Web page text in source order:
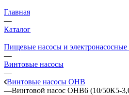
Главная
—
Каталог
—
Пищевые насосы и электронасосные
—
Винтовые насосы
—
Винтовые насосы ОНВ
—Винтовой насос ОНВ6 (10/50К5-